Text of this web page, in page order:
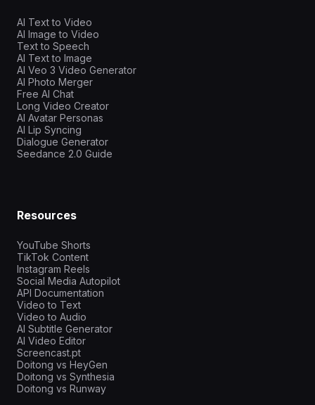
AI Text to Video
AI Image to Video
Text to Speech
AI Text to Image
AI Veo 3 Video Generator
AI Photo Merger
Free AI Chat
Long Video Creator
AI Avatar Personas
AI Lip Syncing
Dialogue Generator
Seedance 2.0 Guide
Resources
YouTube Shorts
TikTok Content
Instagram Reels
Social Media Autopilot
API Documentation
Video to Text
Video to Audio
AI Subtitle Generator
AI Video Editor
Screencast.pt
Doitong vs HeyGen
Doitong vs Synthesia
Doitong vs Runway